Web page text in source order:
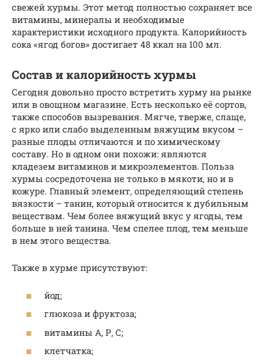
свежей хурмы. Этот метод полностью сохраняет все
витамины, минералы и необходимые
характеристики исходного продукта. Калорийность
сока «ягод богов» достигает 48 ккал на 100 мл.
Состав и калорийность хурмы
Сегодня довольно просто встретить хурму на рынке
или в овощном магазине. Есть несколько её сортов,
также способов вызревания. Мягче, тверже, слаще,
с ярко или слабо выделенным вяжущим вкусом –
разные плоды отличаются и по химическому
составу. Но в одном они похожи: являются
кладезем витаминов и микроэлементов. Польза
хурмы сосредоточена не только в мякоти, но и в
кожуре. Главный элемент, определяющий степень
вязкости – танин, который относится к дубильным
веществам. Чем более вяжущий вкус у ягоды, тем
больше в ней танина. Чем спелее плод, тем меньше
в нем этого вещества.
Также в хурме присутствуют:
йод;
глюкоза и фруктоза;
витамины А, Р, С;
клетчатка;